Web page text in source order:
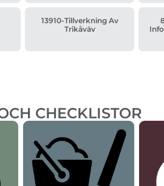
13910-Tillverkning Av
Trikåväv
CHECKLISTOR